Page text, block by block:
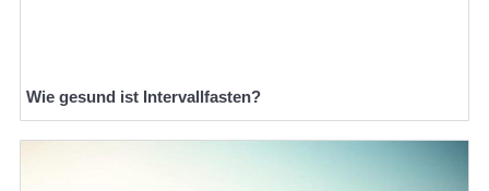
Wie gesund ist Intervallfasten?